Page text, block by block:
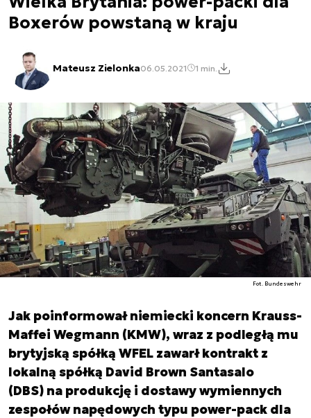
Boxerów powstaną w kraju
Mateusz Zielonka06.05.2021 1 min.
Fot. Bundeswehr
Jak poinformował niemiecki koncern Krauss-
Maffei Wegmann (KMW), wraz z podległą mu
brytyjską spółką WFEL zawarł kontrakt z
lokalną spółką David Brown Santasalo
(DBS) na produkcję i dostawy wymiennych
zespołów napędowych typu power-pack dla